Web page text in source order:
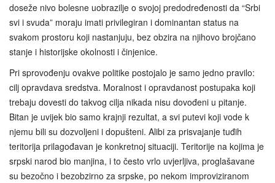
doseže nivo bolesne uobrazilje o svojoj predodređenosti da “Srbi
svi i svuda” moraju imati privilegiran i dominantan status na
svakom prostoru koji nastanjuju, bez obzira na njihovo brojčano
stanje i historijske okolnosti i činjenice.
Pri sprovođenju ovakve politike postojalo je samo jedno pravilo:
cilj opravdava sredstva. Moralnost i opravdanost postupaka koji
trebaju dovesti do takvog cilja nikada nisu dovođeni u pitanje.
Bitan je uvijek bio samo krajnji rezultat, a svi putevi koji vode k
njemu bili su dozvoljeni i dopušteni. Alibi za prisvajanje tuđih
teritorija prilagođavan je konkretnoj situaciji. Teritorije na kojima je
srpski narod bio manjina, i to često vrlo uvjerljiva, proglašavane
su bezočno i bezobzirno za srpske, po nekom improviziranom